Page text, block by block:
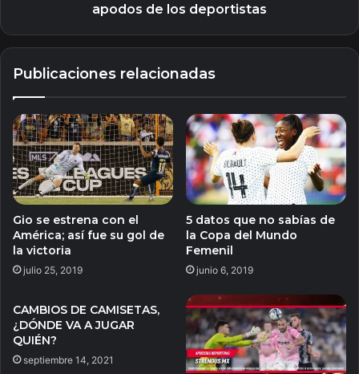
apodos de los deportistas
Publicaciones relacionadas
Gio se estrena con el
América; así fue su gol de
la victoria
julio 25, 2019
5 datos que no sabías de
la Copa del Mundo
Femenil
junio 6, 2019
CAMBIOS DE CAMISETAS,
¿DÓNDE VA A JUGAR
QUIÉN?
septiembre 14, 2021